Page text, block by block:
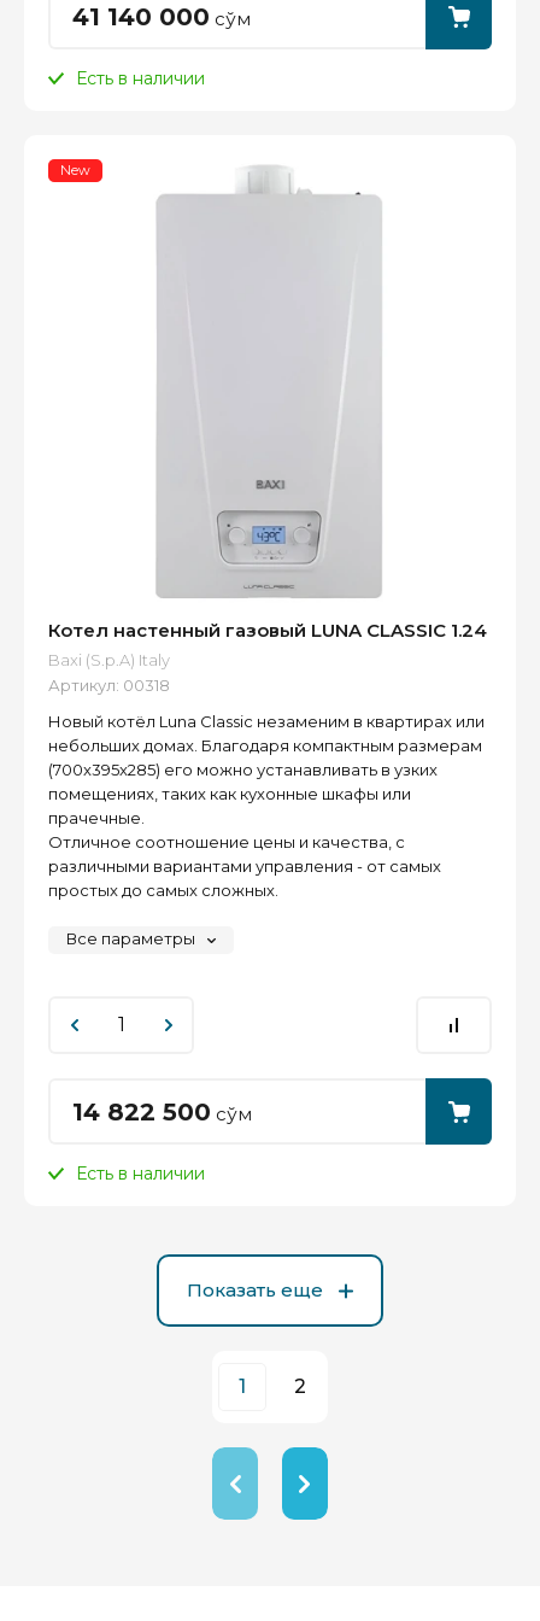
41 140 000 сўм
Есть в наличии
New
Котел настенный газовый LUNA CLASSIC 1.24
Baxi (S.p.A) Italy
Артикул: 00318
Новый котёл Luna Classic незаменим в квартирах или
небольших домах. Благодаря компактным размерам
(700x395x285) его можно устанавливать в узких
помещениях, таких как кухонные шкафы или
прачечные.
Отличное соотношение цены и качества, с
различными вариантами управления - от самых
простых до самых сложных.
Все параметры
14 822 500 сўм
Есть в наличии
Показать еще
1 2